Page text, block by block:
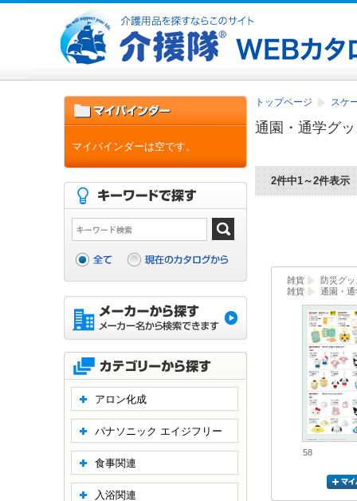
トップページ スケ
通園・通学グ
2件中1～2件表示
雑貨
防災グ
雑貨
通園・
58
マイバインダーは空です。
アロン化成
パナソニック エイジフリー
食事関連
入浴関連